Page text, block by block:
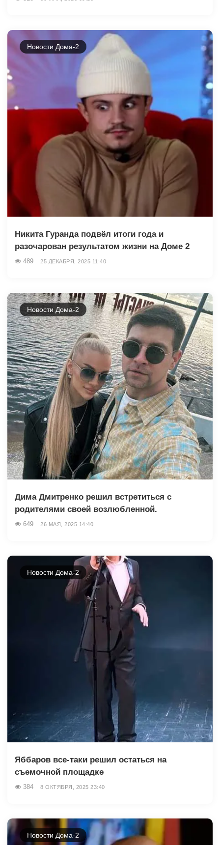
Новости Дома-2
Никита Гуранда подвёл итоги года и
разочарован результатом жизни на Доме 2
489 25 ДЕКАБРЯ, 2025 11:40
Новости Дома-2
Дима Дмитренко решил встретиться с
родителями своей возлюбленной.
649 26 МАЯ, 2025 14:40
Новости Дома-2
Яббаров все-таки решил остаться на
съемочной площадке
384 8 ОКТЯБРЯ, 2025 23:40
Новости Дома-2